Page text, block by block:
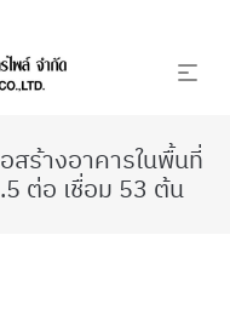
สร้างอาคารในพื้นที่
ต่อ เชื่อม 53 ต้น